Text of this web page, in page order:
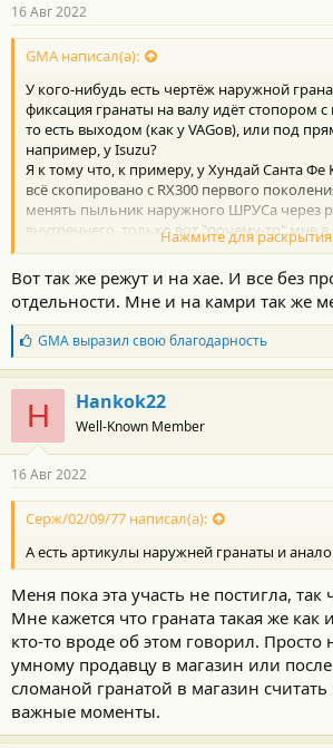
16 Авг 2022
GMA написал(а):
У кого-нибудь есть чертёж наружной
фиксация гранаты на валу идёт стопором
то есть выходом (как у VAGов), или под
например, у Isuzu?
Я к тому что, к примеру, у Хундай Санта Фе
всё скопировано с RX300 первого
менять пыльник наружного ШРУСа через
внутреннего, только вот "почему-то" мне в
удавалось корректно скинуть наружную
кольцо чудесненько проходило через
повторной сборки я всё равно меняю, на
другое, но это уже по другим
А у Исудзу это кольцо при монтаже
конструкцию, и гранату для замены
раскалывать.
Нажмите для
Вот так же режут и на хае. И все без
отдельности. Мне и на камри так же
Б
л
а
г
о
а
н
о
с
и
:
GMAвыразил свою благодарность
H Hankok22
Well-Known Member
16 Авг 2022
Серж/02/09/77 написал(а):
А есть артикулы наружней гранаты и
Меня пока эта участь не постигла, так
Мне кажется что граната такая же как
кто-то вроде об этом говорил.
умному продавцу в магазин или после
сломаной гранатой в магазин
важные моменты.